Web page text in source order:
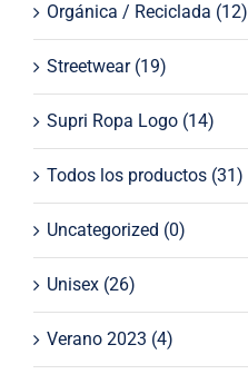
Orgánica / Reciclada (12)
Streetwear (19)
Supri Ropa Logo (14)
Todos los productos (31)
Uncategorized (0)
Unisex (26)
Verano 2023 (4)